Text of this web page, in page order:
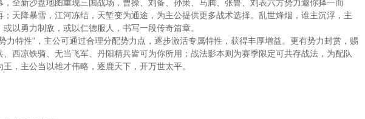
，全新沙盘地图重现三国战场，曹操、刘备、孙策、马腾、张鲁、刘表六方势力邀你择一而
天降暴雪，江河冻结，天堑变为通途，为主公提供更多战术选择。乱世烽烟，谁主沉浮，主
以勇力制敌，或以仁德服人，书写一段传奇篇章。
力特性”，主公可通过合理分配势力点，逐步激活专属特性，获得丰厚增益。更有势力封赏，赐
西凉铁骑、无当飞军、丹阳精兵皆可为你所用；战法影本则为赛季限定可共存战法，为配队
，主公当以雄才伟略，逐鹿天下，开万世太平。